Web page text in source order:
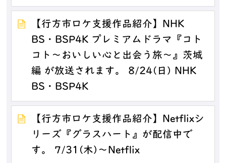
【行方市ロケ支援作品紹介】NHK
BS・BSP4K プレミアムドラマ『コト
コト～おいしい心と出会う旅～』茨城
編 が放送されます。 8/24(日) NHK
BS・BSP4K
【行方市ロケ支援作品紹介】Netflixシ
リーズ『グラスハート』が配信中で
す。 7/31(木)～Netflix